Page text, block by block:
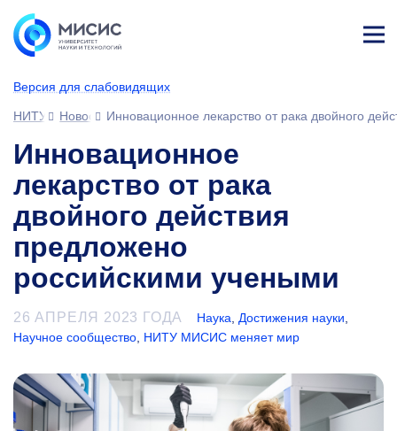
Версия для слабовидящих
ине
НИТУ МИСИС
НовостиИнновационное лекарство от рака двойного
Инновационное
лекарство от рака
двойного действия
предложено
российскими учеными
26 АПРЕЛЯ 2023 ГОДА Наука Достижения науки
Научное сообщество НИТУ МИСИС меняет мир